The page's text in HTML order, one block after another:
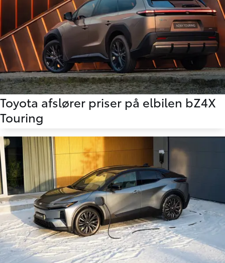
05.02.2026
Toyota afslører priser på elbilen bZ4X
Touring